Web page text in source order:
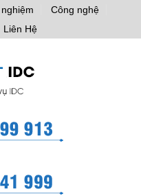
Công nghệ
Liên Hệ